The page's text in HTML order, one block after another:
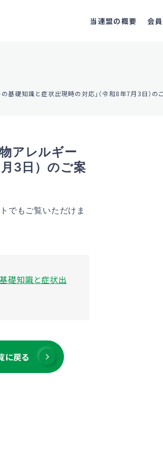
当連盟の概要 会
基礎知識と症状出現時の対応」（令和8年7月3日）
アレルギー
3日）のご案
でもご覧いただけま
礎知識と症状出
に戻る